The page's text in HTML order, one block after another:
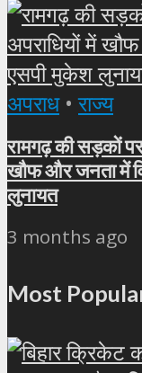
अपराध • राज्य
रामगढ़ की सड़कों पर
खौफ और जनता में
लुनायत
3 months ago
Most